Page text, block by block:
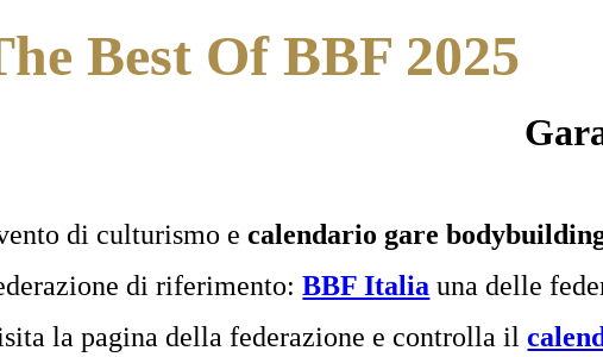
Best Of BBF 2025
di culturismo ecalendario gare
di riferimento:BBF Italia una delle
la pagina della federazione e controlla il